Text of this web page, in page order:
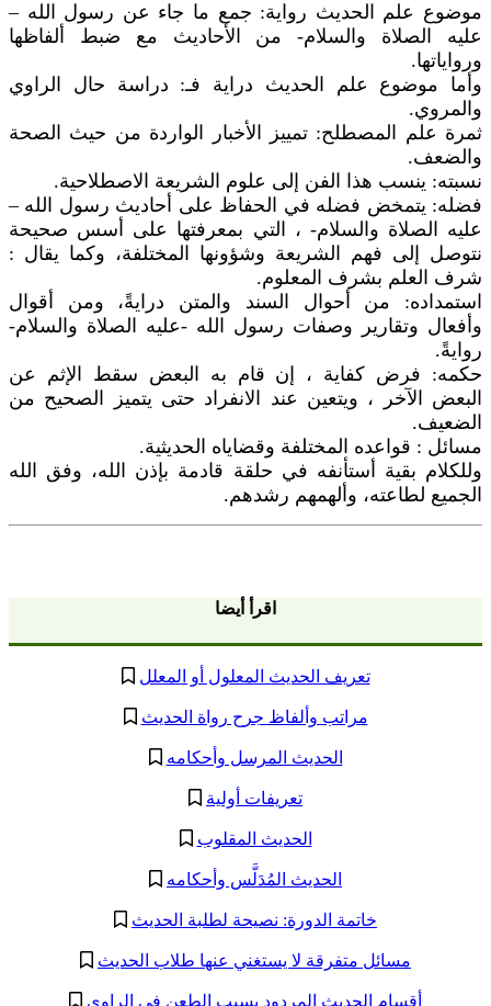
موضوع علم الحديث رواية: جمع ما جاء عن رسول الله –
عليه الصلاة والسلام- من الأحاديث مع ضبط ألفاظها
ورواياتها.
وأما موضوع علم الحديث دراية فـ: دراسة حال الراوي
والمروي.
ثمرة علم المصطلح: تمييز الأخبار الواردة من حيث الصحة
والضعف.
نسبته: ينسب هذا الفن إلى علوم الشريعة الاصطلاحية.
فضله: يتمخض فضله في الحفاظ على أحاديث رسول الله –
عليه الصلاة والسلام- ، التي بمعرفتها على أسس صحيحة
نتوصل إلى فهم الشريعة وشؤونها المختلفة، وكما يقال :
شرف العلم بشرف المعلوم.
استمداده: من أحوال السند والمتن درايةً، ومن أقوال
وأفعال وتقارير وصفات رسول الله -عليه الصلاة والسلام-
روايةً.
حكمه: فرض كفاية ، إن قام به البعض سقط الإثم عن
البعض الآخر ، ويتعين عند الانفراد حتى يتميز الصحيح من
الضعيف.
مسائل : قواعده المختلفة وقضاياه الحديثية.
وللكلام بقية أستأنفه في حلقة قادمة بإذن الله، وفق الله
الجميع لطاعته، وألهمهم رشدهم.
اقرأ أيضا
تعريف الحديث المعلول أو المعلل
مراتب وألفاظ جرح رواة الحديث
الحديث المرسل وأحكامه
تعريفات أولية
الحديث المقلوب
الحديث المُدَلَّس وأحكامه
خاتمة الدورة: نصيحة لطلبة الحديث
مسائل متفرقة لا يستغني عنها طلاب الحديث
أقسام الحديث المردود بسبب الطعن في الراوي